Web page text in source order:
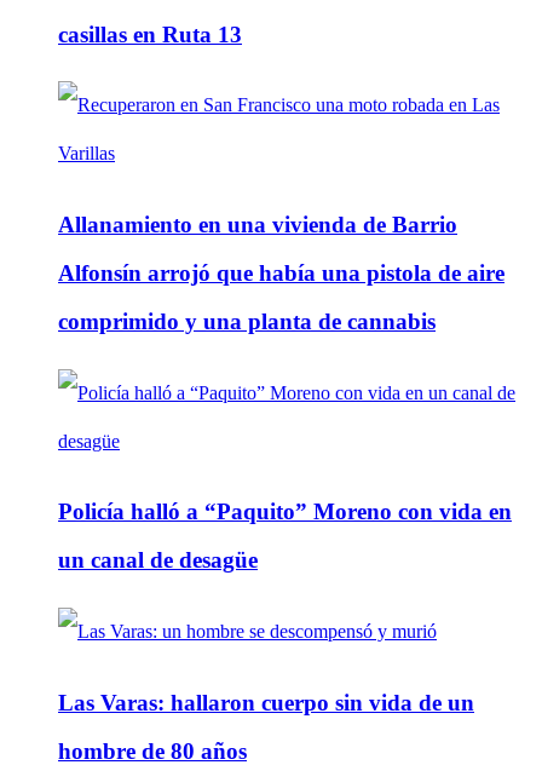
casillas en Ruta 13
Allanamiento en una vivienda de Barrio
Alfonsín arrojó que había una pistola de aire
comprimido y una planta de cannabis
Policía halló a “Paquito” Moreno con vida en
un canal de desagüe
Las Varas: hallaron cuerpo sin vida de un
hombre de 80 años